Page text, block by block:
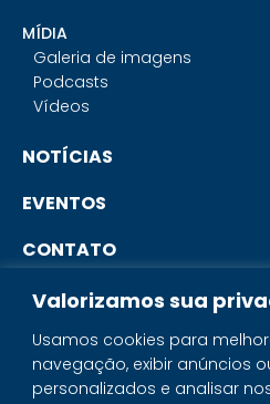
Valorizamos sua
Usamos cookies para
navegação, exibir anúncios
personalizados e analisar
MÍDIA
Galeria de imagens
Podcasts
Vídeos
NOTÍCIAS
EVENTOS
CONTATO
PORTAL DO ASSOCIADO
SISTEMA IBRAM